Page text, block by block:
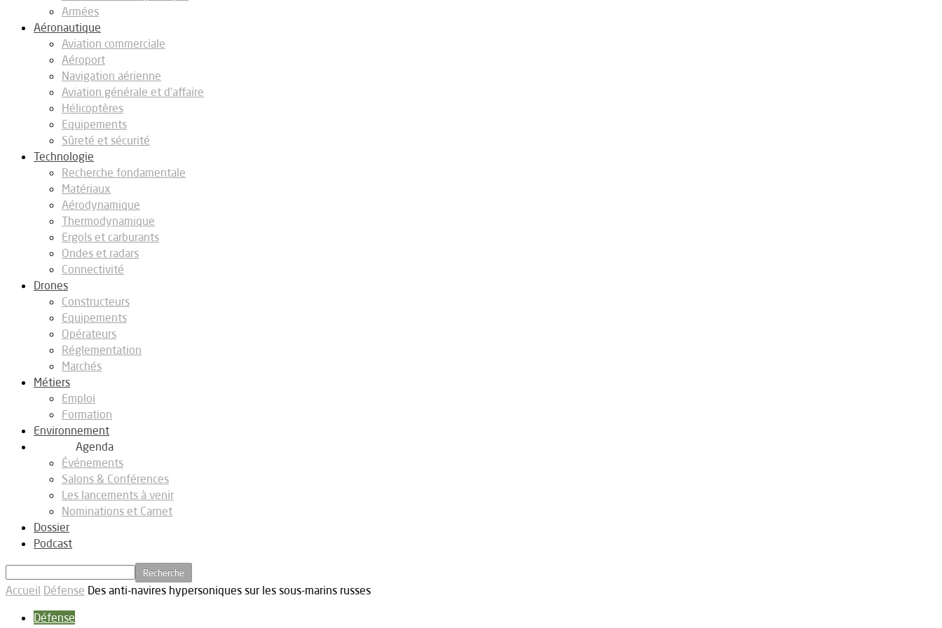
Armées
Aéronautique
Aviation commerciale
Aéroport
Navigation aérienne
Aviation générale et d’affaire
Hélicoptères
Equipements
Sûreté et sécurité
Technologie
Recherche fondamentale
Matériaux
Aérodynamique
Thermodynamique
Ergols et carburants
Ondes et radars
Connectivité
Drones
Constructeurs
Equipements
Opérateurs
Réglementation
Marchés
Métiers
Emploi
Formation
Environnement
Agenda
Événements
Salons & Conférences
Les lancements à venir
Nominations et Carnet
Dossier
Podcast
Accueil Défense Des anti-navires hypersoniques sur les sous-marins russes
Défense